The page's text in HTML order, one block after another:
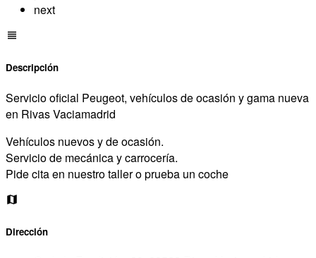
next
Descripción
Servicio oficial Peugeot, vehículos de ocasión y gama nueva
en Rivas Vaciamadrid
Vehículos nuevos y de ocasión.
Servicio de mecánica y carrocería.
Pide cita en nuestro taller o prueba un coche
Dirección